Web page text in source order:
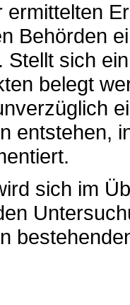
ermittelten
Behörden
Stellt sich
belegt
entstehen,
sich im